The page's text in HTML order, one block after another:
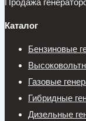
Продажа
Каталог
Бензиновые
Газовые
Гибридные
Дизельные